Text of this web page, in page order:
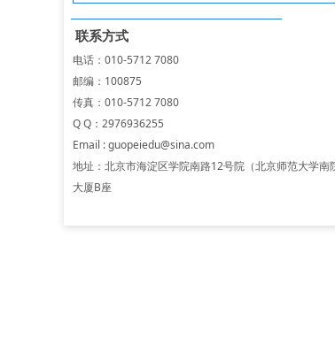
电话：010-5712 7080
邮编：100875
传真：010-5712 7080
Q Q：2976936255
Email :guopeiedu@sina.com
地址：北京市海淀区学院南路12号院（北京师范大学南
大厦B座
联系方式